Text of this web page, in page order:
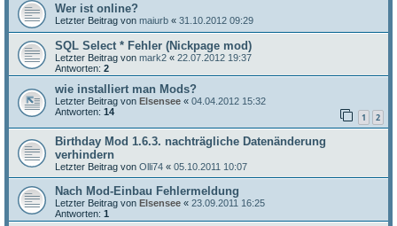
Wer ist online?
Letzter Beitrag von maiurb « 31.10.2012 09:29
SQL Select * Fehler (Nickpage mod)
Letzter Beitrag von mark2 « 22.07.2012 19:37
Antworten: 2
wie installiert man Mods?
Letzter Beitrag von Elsensee « 04.04.2012 15:32
Antworten: 14 1 2
Birthday Mod 1.6.3. nachträgliche Datenänderung
verhindern
Letzter Beitrag von Olli74 « 05.10.2011 10:07
Nach Mod-Einbau Fehlermeldung
Letzter Beitrag von Elsensee « 23.09.2011 16:25
Antworten: 1